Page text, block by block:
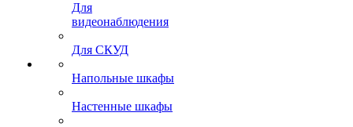
Для
видеонаблюдения
Для СКУД
Напольные шкафы
Настенные шкафы